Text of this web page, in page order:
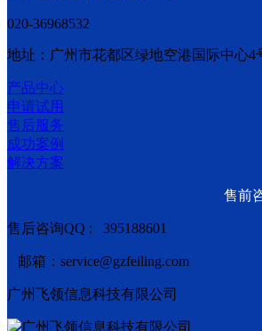
020-36968532
地址：广州市花都区绿地空港国际中心4
产品中心
申请试用
售后服务
成功案例
解决方案
售前
售后咨询QQ : 395188601
邮箱：service@gzfeiling.com
广州飞领信息科技有限公司